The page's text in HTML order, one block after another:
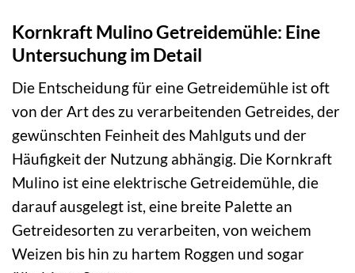
Kornkraft Mulino Getreidemühle: Eine
Untersuchung im Detail
Die Entscheidung für eine Getreidemühle ist oft
von der Art des zu verarbeitenden Getreides, der
gewünschten Feinheit des Mahlguts und der
Häufigkeit der Nutzung abhängig. Die Kornkraft
Mulino ist eine elektrische Getreidemühle, die
darauf ausgelegt ist, eine breite Palette an
Getreidesorten zu verarbeiten, von weichem
Weizen bis hin zu hartem Roggen und sogar